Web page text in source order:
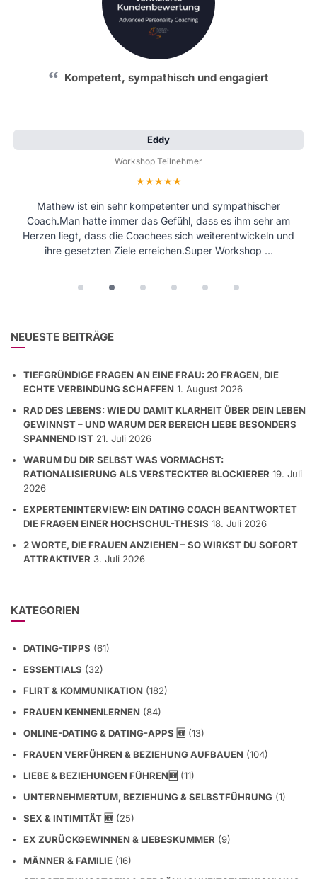
Kompetent, sympathisch und engagiert
Eddy
Workshop Teilnehmer
Bewertung: 5 von 5 Sternen
Mathew ist ein sehr kompetenter und sympathischer
Coach.Man hatte immer das Gefühl, dass es ihm sehr am
Herzen liegt, dass die Coachees sich weiterentwickeln und
ihre gesetzten Ziele erreichen.Super Workshop …
NEUESTE BEITRÄGE
TIEFGRÜNDIGE FRAGEN AN EINE FRAU: 20 FRAGEN, DIE
ECHTE VERBINDUNG SCHAFFEN 1. August 2026
RAD DES LEBENS: WIE DU DAMIT KLARHEIT ÜBER DEIN LEBEN
GEWINNST – UND WARUM DER BEREICH LIEBE BESONDERS
SPANNEND IST 21. Juli 2026
WARUM DU DIR SELBST WAS VORMACHST:
RATIONALISIERUNG ALS VERSTECKTER BLOCKIERER 19. Juli
2026
EXPERTENINTERVIEW: EIN DATING COACH BEANTWORTET
DIE FRAGEN EINER HOCHSCHUL-THESIS 18. Juli 2026
2 WORTE, DIE FRAUEN ANZIEHEN – SO WIRKST DU SOFORT
ATTRAKTIVER 3. Juli 2026
KATEGORIEN
DATING-TIPPS (61)
ESSENTIALS (32)
FLIRT & KOMMUNIKATION (182)
FRAUEN KENNENLERNEN (84)
ONLINE-DATING & DATING-APPS 🆕 (13)
FRAUEN VERFÜHREN & BEZIEHUNG AUFBAUEN (104)
LIEBE & BEZIEHUNGEN FÜHREN🆕 (11)
UNTERNEHMERTUM, BEZIEHUNG & SELBSTFÜHRUNG (1)
SEX & INTIMITÄT 🆕 (25)
EX ZURÜCKGEWINNEN & LIEBESKUMMER (9)
MÄNNER & FAMILIE (16)